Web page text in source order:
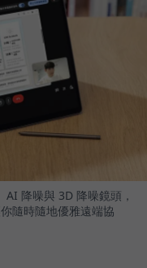
降噪與 3D 降噪鏡頭，
隨時隨地優雅遠端協